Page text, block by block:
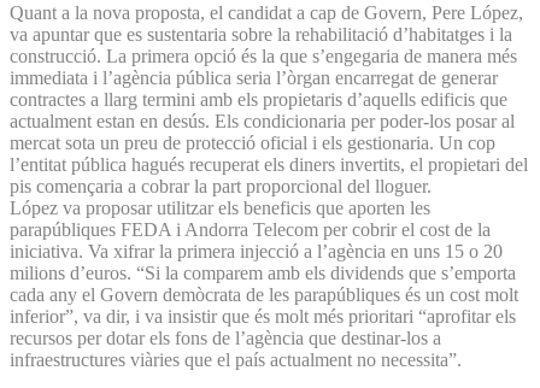
Quant a la nova proposta, el candidat a cap de Govern, Pere López,
va apuntar que es sustentaria sobre la rehabilitació d’habitatges i la
construcció. La primera opció és la que s’engegaria de manera més
immediata i l’agència pública seria l’òrgan encarregat de generar
contractes a llarg termini amb els propietaris d’aquells edificis que
actualment estan en desús. Els condicionaria per poder-los posar al
mercat sota un preu de protecció oficial i els gestionaria. Un cop
l’entitat pública hagués recuperat els diners invertits, el propietari del
pis començaria a cobrar la part proporcional del lloguer.
López va proposar utilitzar els beneficis que aporten les
parapúbliques FEDA i Andorra Telecom per cobrir el cost de la
iniciativa. Va xifrar la primera injecció a l’agència en uns 15 o 20
milions d’euros. “Si la comparem amb els dividends que s’emporta
cada any el Govern demòcrata de les parapúbliques és un cost molt
inferior”, va dir, i va insistir que és molt més prioritari “aprofitar els
recursos per dotar els fons de l’agència que destinar-los a
infraestructures viàries que el país actualment no necessita”.